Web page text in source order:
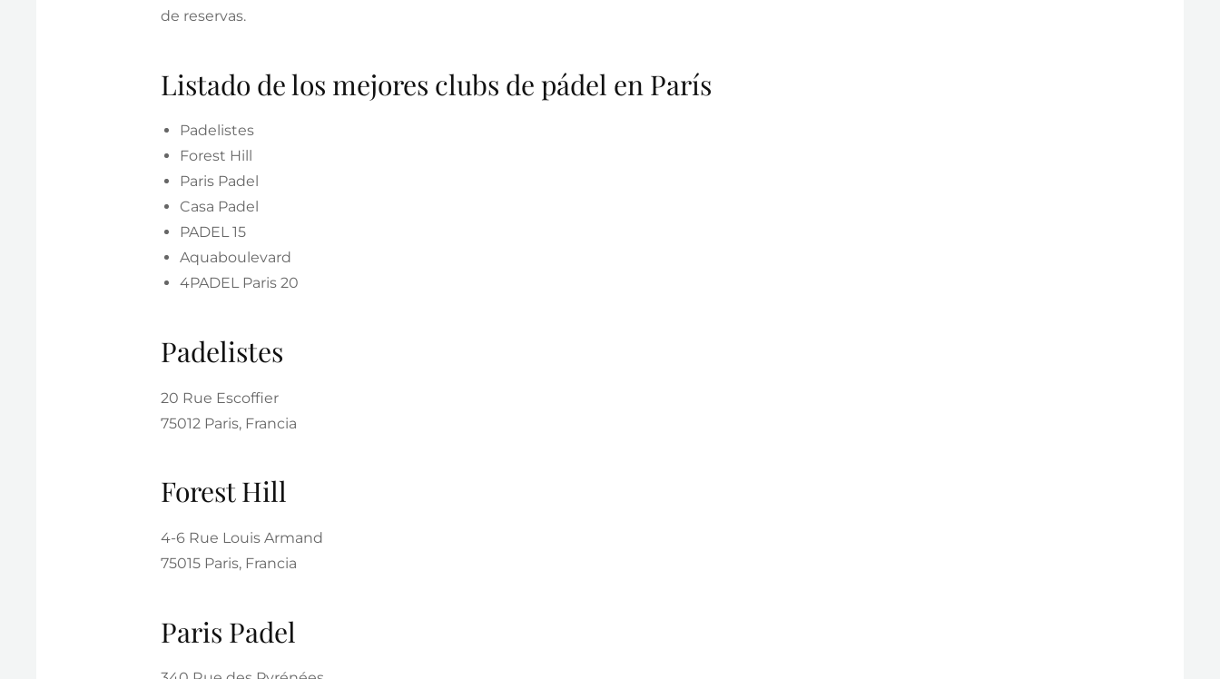
de reservas.
Listado de los mejores clubs de pádel en París
Padelistes
Forest Hill
Paris Padel
Casa Padel
PADEL 15
Aquaboulevard
4PADEL Paris 20
Padelistes
20 Rue Escoffier
75012 Paris, Francia
Forest Hill
4-6 Rue Louis Armand
75015 Paris, Francia
Paris Padel